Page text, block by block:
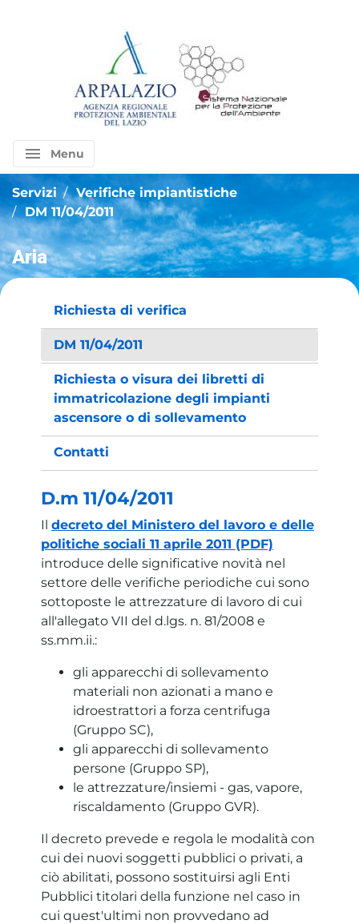
menu Menu
Servizi
Verifiche impiantistiche
DM 11/04/2011
Aria
Richiesta di verifica
DM 11/04/2011
Richiesta o visura dei libretti di
immatricolazione degli impianti
ascensore o di sollevamento
Contatti
D.m 11/04/2011
Il decreto del Ministero del lavoro e delle
politiche sociali 11 aprile 2011 (PDF)
introduce delle significative novità nel
settore delle verifiche periodiche cui sono
sottoposte le attrezzature di lavoro di cui
all'allegato VII del d.lgs. n. 81/2008 e
ss.mm.ii.:
gli apparecchi di sollevamento
materiali non azionati a mano e
idroestrattori a forza centrifuga
(Gruppo SC),
gli apparecchi di sollevamento
persone (Gruppo SP),
le attrezzature/insiemi - gas, vapore,
riscaldamento (Gruppo GVR).
Il decreto prevede e regola le modalità con
cui dei nuovi soggetti pubblici o privati, a
ciò abilitati, possono sostituirsi agli Enti
Pubblici titolari della funzione nel caso in
cui quest'ultimi non provvedano ad